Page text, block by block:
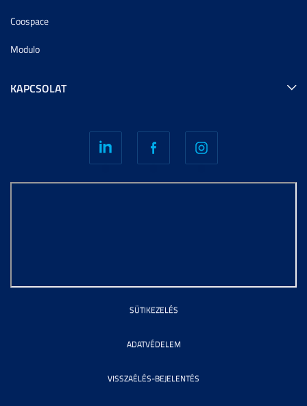
Coospace
Modulo
KAPCSOLAT
SÜTIKEZELÉS
ADATVÉDELEM
VISSZAÉLÉS-BEJELENTÉS